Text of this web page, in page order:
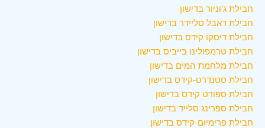
חבילת ג'וניור בדישון
חבילת דאבל סליידר בדישון
חבילת דיסקו קידס בדישון
חבילת טרמפולינו בייביס בדישון
חבילת מלחמת המים בדישון
חבילת סטנדרט-קידס בדישון
חבילת ספורט קידס בדישון
חבילת ספרינג סלייד בדישון
חבילת פרימיום-קידס בדישון